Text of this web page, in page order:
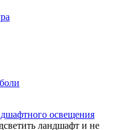
освещения
ландшафт и не